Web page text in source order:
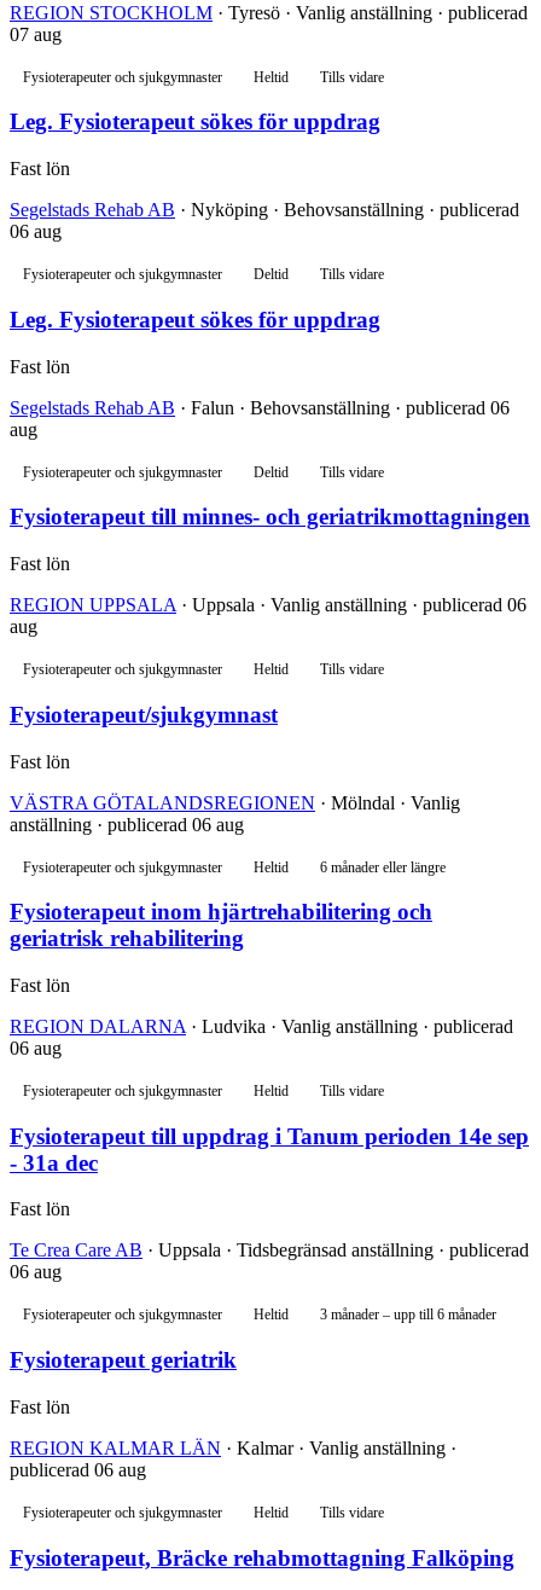
REGION STOCKHOLM · Tyresö · Vanlig anställning · publicerad
07 aug
Fysioterapeuter och sjukgymnaster Heltid Tills vidare
Leg. Fysioterapeut sökes för uppdrag
Fast lön
Segelstads Rehab AB · Nyköping · Behovsanställning · publicerad
06 aug
Fysioterapeuter och sjukgymnaster Deltid Tills vidare
Leg. Fysioterapeut sökes för uppdrag
Fast lön
Segelstads Rehab AB · Falun · Behovsanställning · publicerad 06
aug
Fysioterapeuter och sjukgymnaster Deltid Tills vidare
Fysioterapeut till minnes- och geriatrikmottagningen
Fast lön
REGION UPPSALA · Uppsala · Vanlig anställning · publicerad 06
aug
Fysioterapeuter och sjukgymnaster Heltid Tills vidare
Fysioterapeut/sjukgymnast
Fast lön
VÄSTRA GÖTALANDSREGIONEN · Mölndal · Vanlig
anställning · publicerad 06 aug
Fysioterapeuter och sjukgymnaster Heltid 6 månader eller längre
Fysioterapeut inom hjärtrehabilitering och
geriatrisk rehabilitering
Fast lön
REGION DALARNA · Ludvika · Vanlig anställning · publicerad
06 aug
Fysioterapeuter och sjukgymnaster Heltid Tills vidare
Fysioterapeut till uppdrag i Tanum perioden 14e sep
- 31a dec
Fast lön
Te Crea Care AB · Uppsala · Tidsbegränsad anställning · publicerad
06 aug
Fysioterapeuter och sjukgymnaster Heltid 3 månader – upp till 6 månader
Fysioterapeut geriatrik
Fast lön
REGION KALMAR LÄN · Kalmar · Vanlig anställning ·
publicerad 06 aug
Fysioterapeuter och sjukgymnaster Heltid Tills vidare
Fysioterapeut, Bräcke rehabmottagning Falköping